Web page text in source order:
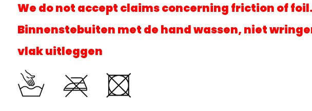
We do not accept claims concerning friction of foil.
Binnenstebuiten met de hand wassen, niet
vlak uitleggen